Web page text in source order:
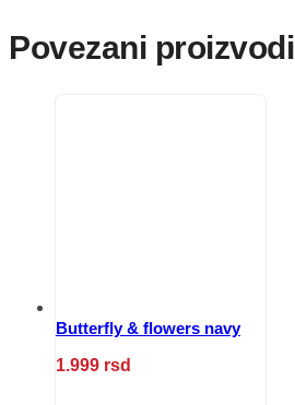
Povezani proizvodi
Butterfly & flowers navy
1.999 rsd